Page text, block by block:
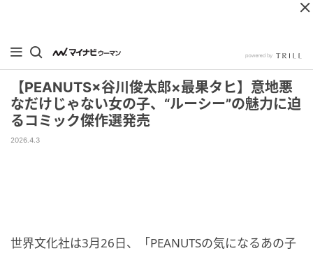
【PEANUTS×谷川俊太郎×最果タヒ】意地悪
なだけじゃない女の子、“ルーシー”の魅力に迫
るコミック傑作選発売
2026.4.3
世界文化社は3月26日、「PEANUTSの気になるあの子